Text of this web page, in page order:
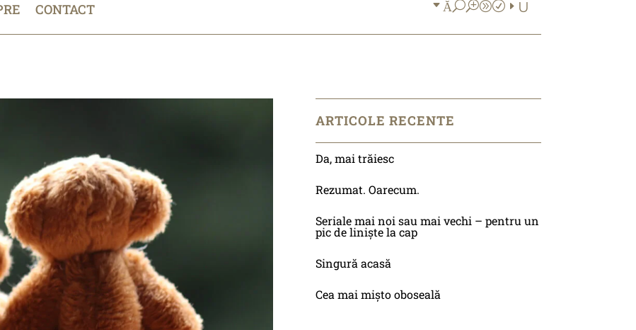
CONTACT
ARTICOLE RECENTE
Da, mai trăiesc
Rezumat. Oarecum.
Seriale mai noi sau mai vechi – pentru un
pic de liniște la cap
Singură acasă
Cea mai mișto oboseală